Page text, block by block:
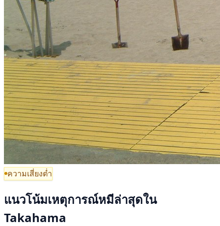
ความเสี่ยงต่ำ
แนวโน้มเหตุการณ์หมีล่าสุดใน
Takahama